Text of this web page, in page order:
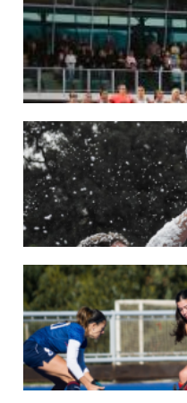
En junio, el seleccionado nacional
League 2025-26 en Inglaterra y
LEER MÁS
22/05/2026
LAS LEONAS CONVOCADAS PARA LA
En junio, el seleccionado nacional
League 2025-26 en Bélgica e
18/05/2026
SE DEFINIERON LOS CAMPEONES DE
Del 13 al 17 de mayo se llevó a cabo
país.
LEER MÁS